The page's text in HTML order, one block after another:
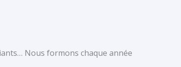
Nous formons chaque année